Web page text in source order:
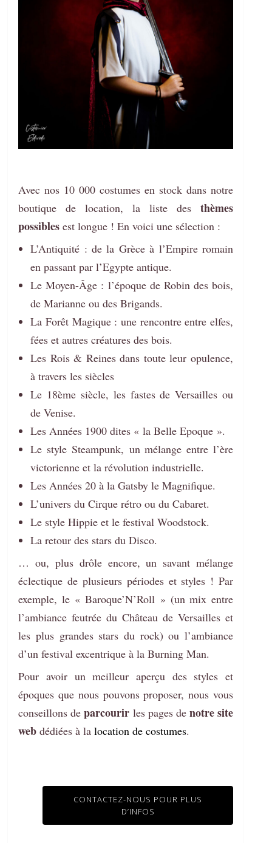
Avec nos 10 000 costumes en stock dans notre
boutique de location, la liste desthèmes
possibles est longue ! En voici une sélection :
L’Antiquité : de la Grèce à l’Empire romain
en passant par l’Egypte antique.
Le Moyen-Âge : l’époque de Robin des bois,
de Marianne ou des Brigands.
La Forêt Magique : une rencontre entre elfes,
fées et autres créatures des bois.
Les Rois & Reines dans toute leur opulence,
à travers les siècles
Le 18ème siècle, les fastes de Versailles ou
de Venise.
Les Années 1900 dites « la Belle Epoque ».
Le style Steampunk, un mélange entre l’ère
victorienne et la révolution industrielle.
Les Années 20 à la Gatsby le Magnifique.
L’univers du Cirque rétro ou du Cabaret.
Le style Hippie et le festival Woodstock.
La retour des stars du Disco.
… ou, plus drôle encore, un savant mélange
éclectique de plusieurs périodes et styles ! Par
exemple, le « Baroque’N’Roll » (un mix entre
l’ambiance feutrée du Château de Versailles et
les plus grandes stars du rock) ou l’ambiance
d’un festival excentrique à la Burning Man.
Pour avoir un meilleur aperçu des styles et
époques que nous pouvons proposer, nous vous
conseillons de parcourir les pages de notre site
web dédiées à lalocation de costumes.
CONTACTEZ-NOUS POUR PLUS
D’INFOS